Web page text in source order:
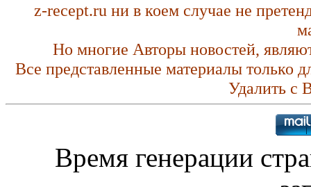
z-recept.ru ни в коем случае не
Но многие Авторы новостей,
Все представленные материалы только
Удалить с
Время генерации